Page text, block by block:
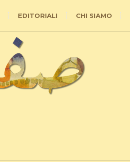
EDITORIALI CHI SIAMO